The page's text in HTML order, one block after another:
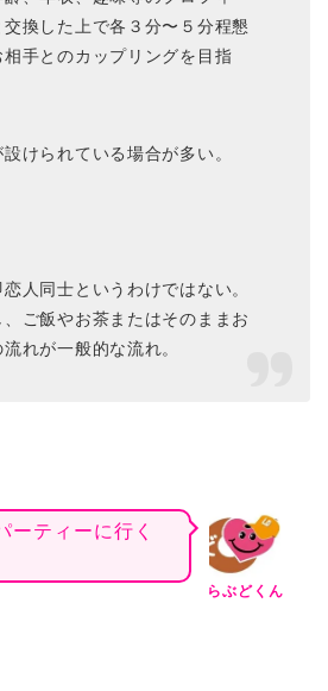
換した上で各３分〜５分程懇
手とのカップリングを目指
けられている場合が多い。
人同士というわけではない。
ご飯やお茶またはそのままお
れが一般的な流れ。
らぶどくん
ーティーに行く